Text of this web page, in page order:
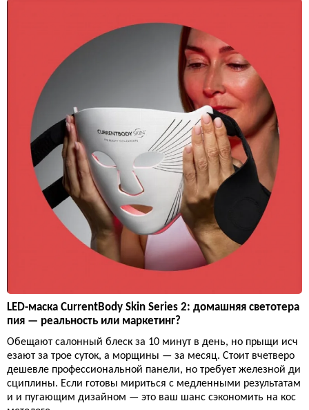
LED-маска CurrentBody Skin Series 2: домашняя светотера
пия — реальность или маркетинг?
Обещают салонный блеск за 10 минут в день, но прыщи исч
езают за трое суток, а морщины — за месяц. Стоит вчетверо
дешевле профессиональной панели, но требует железной ди
сциплины. Если готовы мириться с медленными результатам
и и пугающим дизайном — это ваш шанс сэкономить на кос